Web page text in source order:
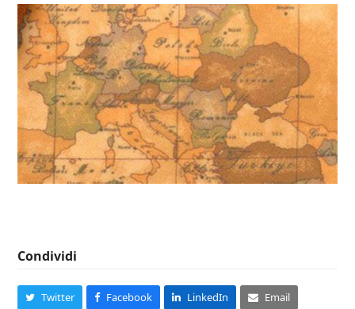
Condividi
Twitter Facebook LinkedIn Email